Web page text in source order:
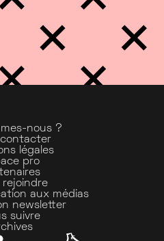
nous ?
contacter
légales
pro
rejoindre
aux médias
newsletter
suivre